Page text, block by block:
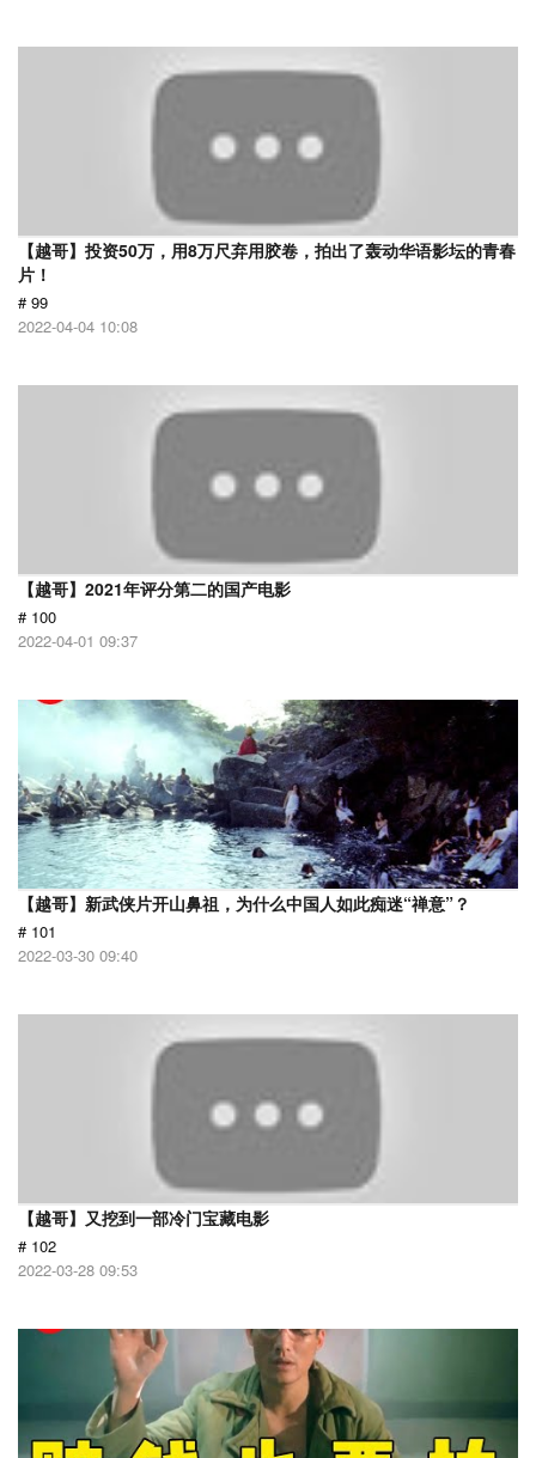
【越哥】投资50万，用8万尺弃用胶卷，拍出了轰动华语影坛的青春
片！
# 99
2022-04-04 10:08
【越哥】2021年评分第二的国产电影
# 100
2022-04-01 09:37
【越哥】新武侠片开山鼻祖，为什么中国人如此痴迷“禅意”？
# 101
2022-03-30 09:40
【越哥】又挖到一部冷门宝藏电影
# 102
2022-03-28 09:53